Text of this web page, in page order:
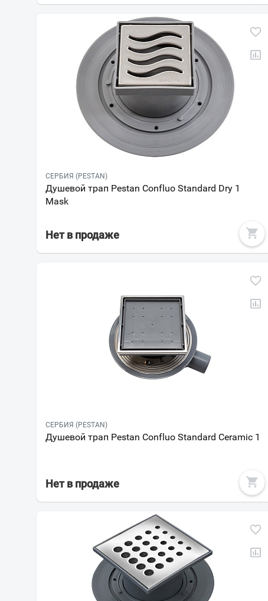
СЕРБИЯ (PESTAN)
Душевой трап Pestan Confluo Standard Dry 1
Mask
Нет в продаже
СЕРБИЯ (PESTAN)
Душевой трап Pestan Confluo Standard Ceramic 1
Нет в продаже